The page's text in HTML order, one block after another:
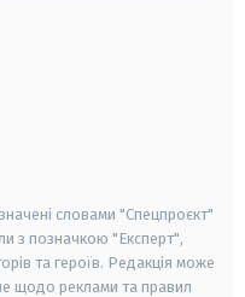
словами "Спецпроєкт"
з позначкою "Експерт",
та героїв. Редакція може
щодо реклами та правил